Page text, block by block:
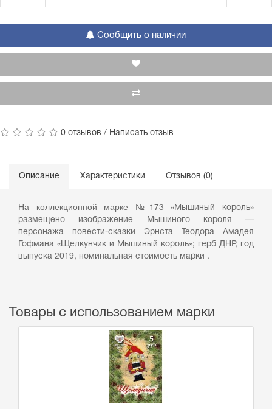
Сообщить о наличии
0 отзывов / Написать отзыв
Описание Характеристики Отзывов (0)
На коллекционной марке №
173 «Мышиный король»
размещено изображение Мышиного короля —
персонажа повести-сказки Эрнста Теодора Амадея
Гофмана «Щелкунчик и Мышиный король»; герб ДНР, год
выпуска 2019, номинальная стоимость марки .
Товары с использованием марки